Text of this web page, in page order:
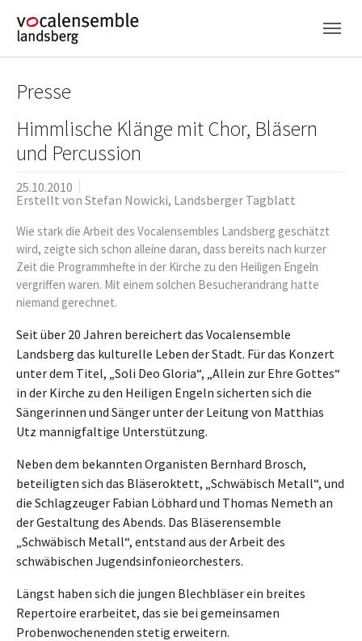
Skip to main navigation
Skip to main content
Skip to page footer
Presse
Himmlische Klänge mit Chor, Bläsern
und Percussion
25.10.2010
Erstellt von Stefan Nowicki, Landsberger Tagblatt
Wie stark die Arbeit des Vocalensembles Landsberg geschätzt
wird, zeigte sich schon alleine daran, dass bereits nach kurzer
Zeit die Programmhefte in der Kirche zu den Heiligen Engeln
vergriffen waren. Mit einem solchen Besucherandrang hatte
niemand gerechnet.
Seit über 20 Jahren bereichert das Vocalensemble
Landsberg das kulturelle Leben der Stadt. Für das Konzert
unter dem Titel, „Soli Deo Gloria“, „Allein zur Ehre Gottes“
in der Kirche zu den Heiligen Engeln sicherten sich die
Sängerinnen und Sänger unter der Leitung von Matthias
Utz mannigfaltige Unterstützung.
Neben dem bekannten Organisten Bernhard Brosch,
beteiligten sich das Bläseroktett, „Schwäbisch Metall“, und
die Schlagzeuger Fabian Löbhard und Thomas Nemeth an
der Gestaltung des Abends. Das Bläserensemble
„Schwäbisch Metall“, entstand aus der Arbeit des
schwäbischen Jugendsinfonieorchesters.
Längst haben sich die jungen Blechbläser ein breites
Repertoire erarbeitet, das sie bei gemeinsamen
Probenwochenenden stetig erweitern.